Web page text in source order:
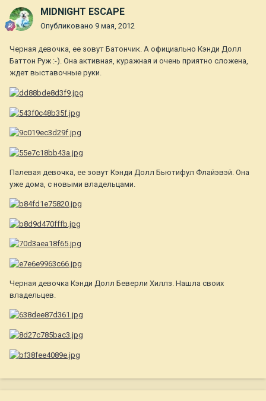
MIDNIGHT ESCAPE
Опубликовано 9 мая, 2012
Черная девочка, ее зовут Батончик. А официально Кэнди Долл
Баттон Руж :-). Она активная, куражная и очень приятно сложена,
ждет выставочные руки.
Палевая девочка, ее зовут Кэнди Долл Бьютифул Флайэвэй. Она
уже дома, с новыми владельцами.
Черная девочка Кэнди Долл Беверли Хиллз. Нашла своих
владельцев.